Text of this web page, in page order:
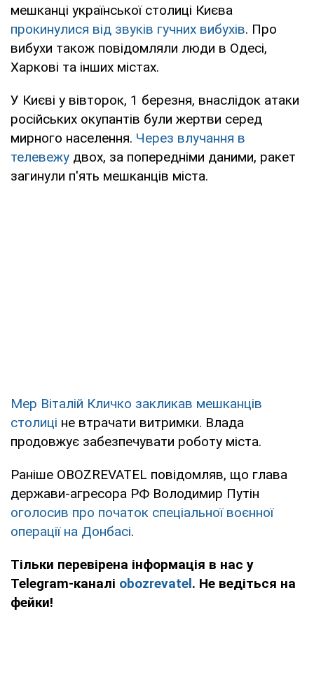
мешканці української столиці Києва
прокинулися від звуків гучних вибухів. Про
вибухи також повідомляли люди в Одесі,
Харкові та інших містах.
У Києві у вівторок, 1 березня, внаслідок атаки
російських окупантів були жертви серед
мирного населення. Через влучання в
телевежу двох, за попередніми даними, ракет
загинули п'ять мешканців міста.
Мер Віталій Кличко закликав мешканців
столиці не втрачати витримки. Влада
продовжує забезпечувати роботу міста.
Раніше OBOZREVATEL повідомляв, що глава
держави-агресора РФ Володимир Путін
оголосив про початок спеціальної воєнної
операції на Донбасі.
Тільки перевірена інформація в нас у
Telegram-каналі obozrevatel. Не ведіться на
фейки!